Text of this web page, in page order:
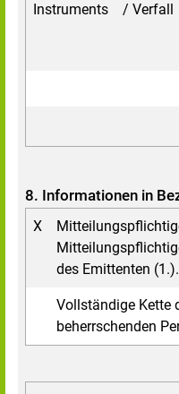
Instruments
/ Verfall
8. Informationen in
X
des Emittenten (1.).
Vollständige Kette
beherrschenden